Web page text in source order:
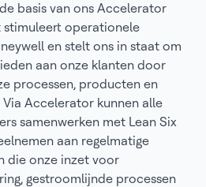
basis van ons Accelerator
stimuleert operationele
en stelt ons in staat om
aan onze klanten door
processen, producten en
Accelerator kunnen alle
samenwerken met Lean Six
aan regelmatige
die onze inzet voor
gestroomlijnde processen